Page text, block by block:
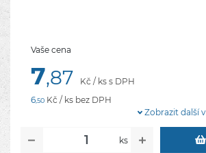
Vaše cena
7,87
Kč / ks s DPH
6,50 Kč / ks bez DPH
Zobrazit další
ks